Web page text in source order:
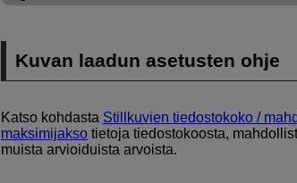
Kuvan laadun asetusten ohje
Katso kohdasta Stillkuvien tiedostokoko /
maksimijakso tietoja tiedostokoosta,
muista arvioiduista arvoista.